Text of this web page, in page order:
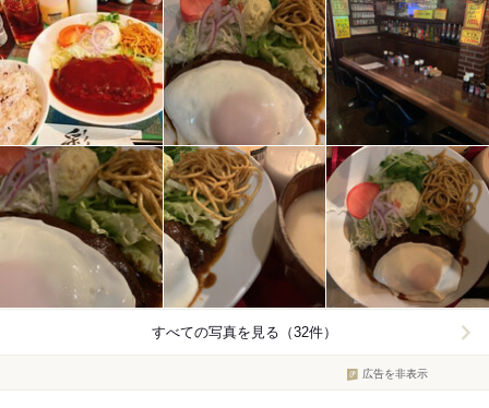
すべての写真を見る（32件）
広告を非表示